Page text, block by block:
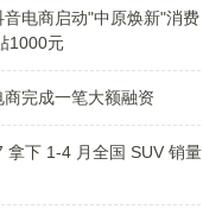
电商启动"中原焕新"消费
1000元
完成一笔大额融资
拿下 1-4 月全国 SUV 销量